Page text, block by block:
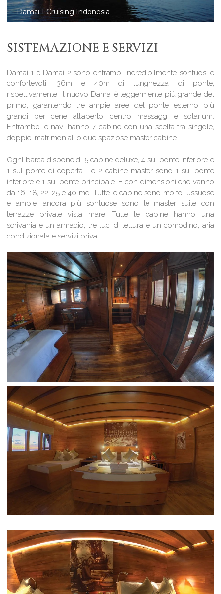
Damai 2 Cruising Indonesia
SISTEMAZIONE E SERVIZI
Damai 1 e Damai 2 sono entrambi incredibilmente sontuosi e
confortevoli, 36m e 40m di lunghezza di ponte,
rispettivamente. Il nuovo Damai è leggermente più grande del
primo, garantendo tre ampie aree del ponte esterno più
grandi per cene all’aperto, centro massaggi e solarium.
Entrambe le navi hanno 7 cabine con una scelta tra singole,
doppie, matrimoniali o due spaziose master cabine.
Ogni barca dispone di 5 cabine deluxe, 4 sul ponte inferiore e
1 sul ponte di coperta. Le 2 cabine master sono 1 sul ponte
inferiore e 1 sul ponte principale. E con dimensioni che vanno
da 16, 18, 22, 25 e 40 mq. Tutte le cabine sono molto lussuose
e ampie, ancora più sontuose sono le master suite con
terrazze private ​​vista mare. Tutte le cabine hanno una
scrivania e un armadio, tre luci di lettura e un comodino, aria
condizionata e servizi privati.